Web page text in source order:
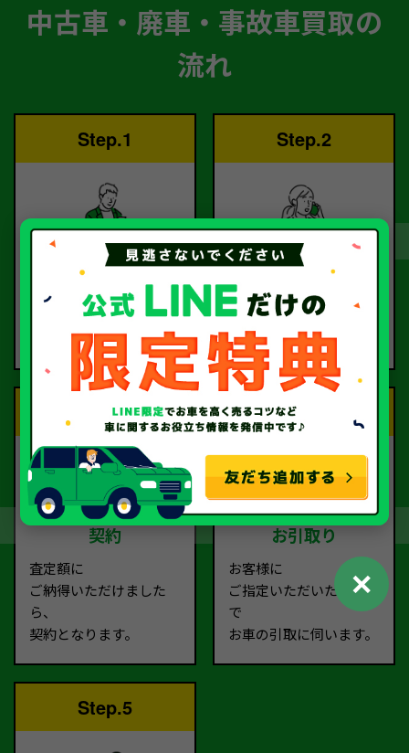
中古車・廃車・事故車買取の
流れ
Step.1
ご依頼
お電話または査定フォー
ご依頼ください。
Step.2
査定
査定のプロが
お電話で回答いたしま
す。
Step.3
契約
査定額に
ご納得いただけました
ら、
契約となります。
Step.4
お引取り
お客様に
ご指定いただいた場所ま
で
お車の引取に伺います。
Step.5
✕